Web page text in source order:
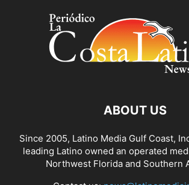
ABOUT US
Since 2005, Latino Media Gulf Coast,
leading Latino owned an operated
Northwest Florida and Southern